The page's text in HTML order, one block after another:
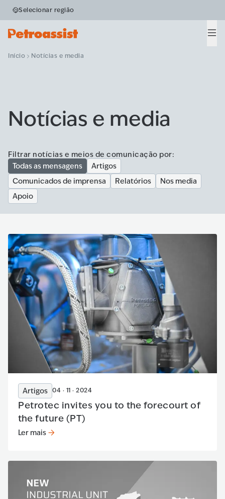
Selecionar região
Início Notícias e media
Notícias e media
Filtrar notícias e meios de comunicação por:
Todas as mensagens
Artigos
Comunicados de imprensa
Relatórios
Nos media
Apoio
Artigos 04 · 11 · 2024
Petrotec invites you to the forecourt of
the future (PT)
Ler mais
Ler mais:Petrotec invites you to the forecourt of the future